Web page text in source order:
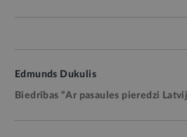
Edmunds Dukulis
Biedrības “Ar pasaules pieredzi